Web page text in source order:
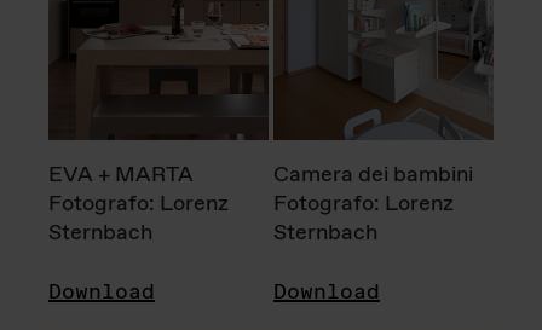
EVA + MARTA
Fotografo: Lorenz
Sternbach
Download
Camera dei bambini
Fotografo: Lorenz
Sternbach
Download